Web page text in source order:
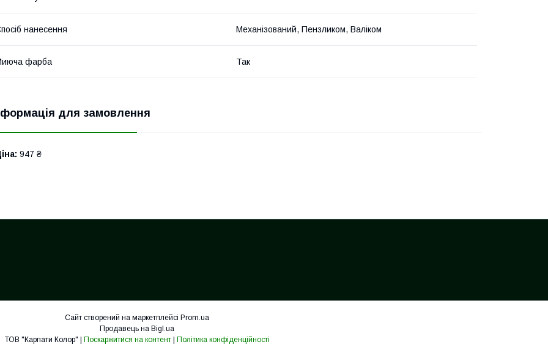
нанесення Механізований, Пензликом, Валіком
фарба Так
для замовлення
947 ₴
Сайт створений на маркетплейсі Prom.ua
Продавець на Bigl.ua
ТОВ "Карпати Колор" | Поскаржитися на контент | Політика конфіденційності